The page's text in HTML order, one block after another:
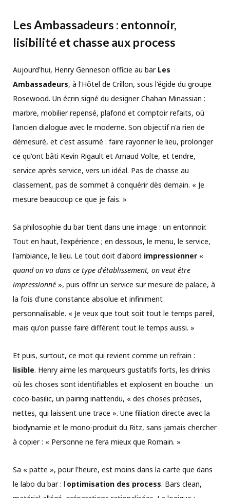
Les Ambassadeurs : entonnoir,
lisibilité et chasse aux process
Aujourd'hui, Henry Genneson officie au bar Les
Ambassadeurs, à l'Hôtel de Crillon, sous l'égide du groupe
Rosewood. Un écrin signé du designer Chahan Minassian :
marbre, mobilier repensé, plafond et comptoir refaits, où
l'ancien dialogue avec le moderne. Son objectif n'a rien de
démesuré, et c'est assumé : faire rayonner le lieu, prolonger
ce qu'ont bâti Kevin Rigault et Arnaud Volte, et tendre,
service après service, vers un idéal. Pas de chasse au
classement, pas de sommet à conquérir dès demain. « Je
mesure beaucoup ce que je fais. »
Sa philosophie du bar tient dans une image : un entonnoir.
Tout en haut, l'expérience ; en dessous, le menu, le service,
l'ambiance, le lieu. Le tout doit d'abord impressionner «
quand on va dans ce type d'établissement, on veut être
impressionné », puis offrir un service sur mesure de palace, à
la fois d'une constance absolue et infiniment
personnalisable. « Je veux que tout soit tout le temps pareil,
mais qu'on puisse faire différent tout le temps aussi. »
Et puis, surtout, ce mot qui revient comme un refrain :
lisible. Henry aime les marqueurs gustatifs forts, les drinks
où les choses sont identifiables et explosent en bouche : un
coco-basilic, un pairing inattendu, « des choses précises,
nettes, qui laissent une trace ». Une filiation directe avec la
biodynamie et le mono-produit du Ritz, sans jamais chercher
à copier : « Personne ne fera mieux que Romain. »
Sa « patte », pour l'heure, est moins dans la carte que dans
le labo du bar : l'optimisation des process. Bars clean,